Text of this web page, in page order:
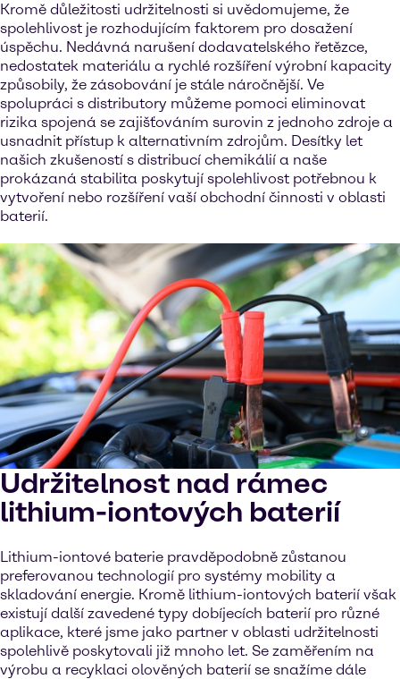
Kromě důležitosti udržitelnosti si uvědomujeme, že
spolehlivost je rozhodujícím faktorem pro dosažení
úspěchu. Nedávná narušení dodavatelského řetězce,
nedostatek materiálu a rychlé rozšíření výrobní kapacity
způsobily, že zásobování je stále náročnější. Ve
spolupráci s distributory můžeme pomoci eliminovat
rizika spojená se zajišťováním surovin z jednoho zdroje a
usnadnit přístup k alternativním zdrojům. Desítky let
našich zkušeností s distribucí chemikálií a naše
prokázaná stabilita poskytují spolehlivost potřebnou k
vytvoření nebo rozšíření vaší obchodní činnosti v oblasti
baterií.
Udržitelnost nad rámec
lithium-iontových baterií
Lithium-iontové baterie pravděpodobně zůstanou
preferovanou technologií pro systémy mobility a
skladování energie. Kromě lithium-iontových baterií však
existují další zavedené typy dobíjecích baterií pro různé
aplikace, které jsme jako partner v oblasti udržitelnosti
spolehlivě poskytovali již mnoho let. Se zaměřením na
výrobu a recyklaci olověných baterií se snažíme dále